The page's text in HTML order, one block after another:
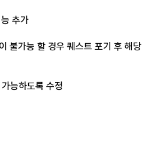
추가
불가능 할 경우 퀘스트 포기 후 해당
능하도록 수정